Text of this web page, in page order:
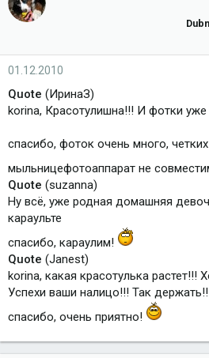
01.12.2010
Quote (ИринаЗ)
korina, Красотулишна!!! И фотки
спасибо, фоток очень много,
мыльницефотоаппарат не
Quote (suzanna)
Ну всё, уже родная домашняя
караульте
спасибо, караулим!
Quote (Janest)
korina, какая красотулька
Успехи ваши налицо!!! Так
спасибо, очень приятно!